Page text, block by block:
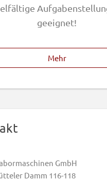
geeignet!
Mehr
GmbH
Damm 116-118